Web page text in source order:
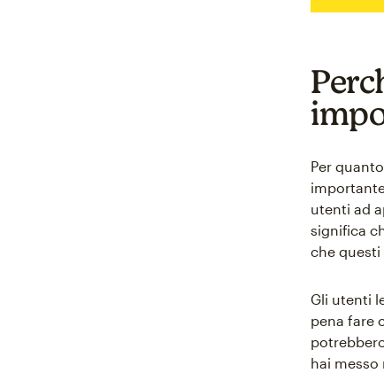
Per
utenti ad
significa
che
Gli utenti
pena fare
hai